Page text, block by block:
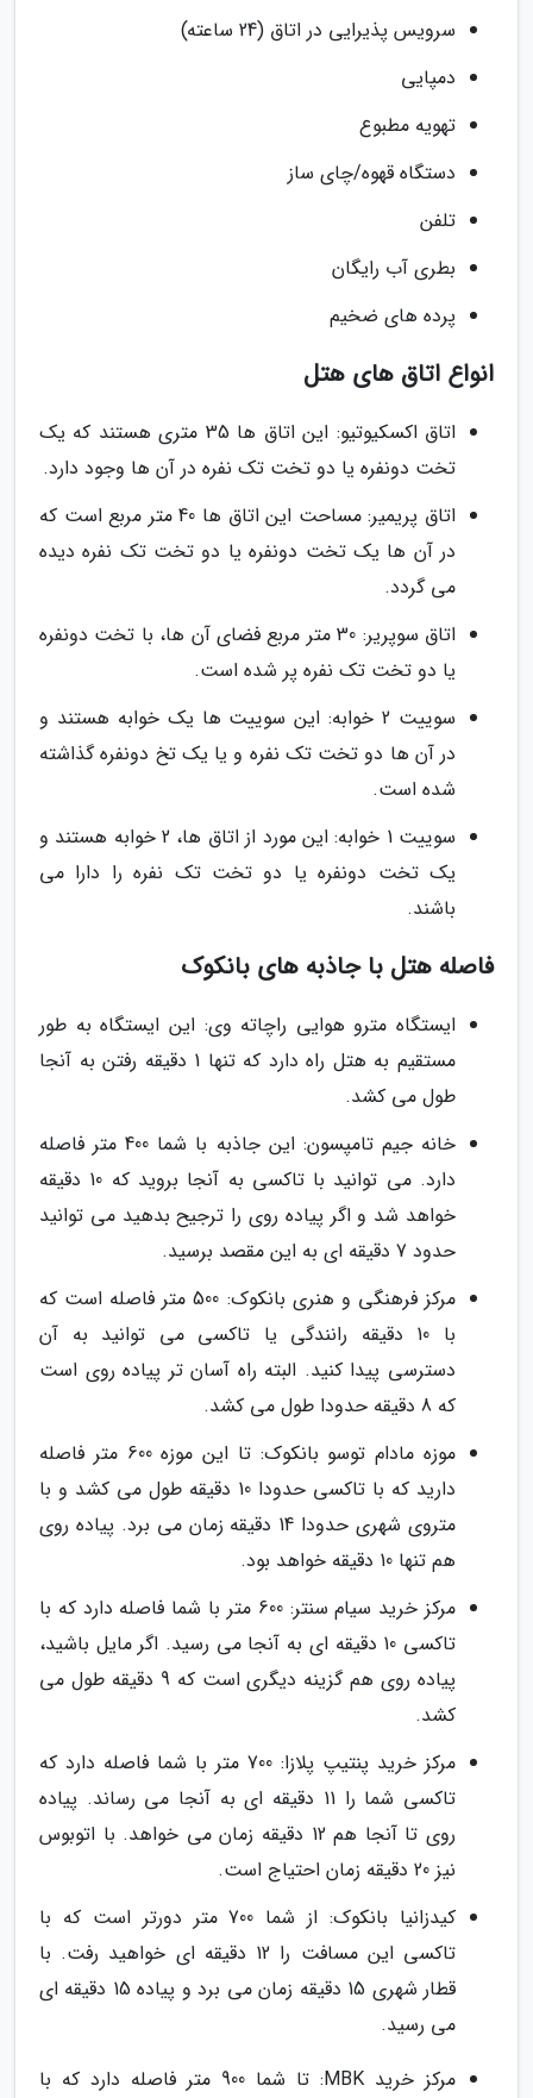
سرویس پذیرایی در اتاق (24 ساعته)
دمپایی
تهویه مطبوع
دستگاه قهوه/چای ساز
تلفن
بطری آب رایگان
پرده های ضخیم
انواع اتاق های هتل
اتاق اکسکیوتیو: این اتاق ها 35 متری هستند که یک
تخت دونفره یا دو تخت تک نفره در آن ها وجود دارد.
اتاق پریمیر: مساحت این اتاق ها 40 متر مربع است که
در آن ها یک تخت دونفره یا دو تخت تک نفره دیده
می گردد.
اتاق سوپریر: 30 متر مربع فضای آن ها، با تخت دونفره
یا دو تخت تک نفره پر شده است.
سوییت 2 خوابه: این سوییت ها یک خوابه هستند و
در آن ها دو تخت تک نفره و یا یک تخ دونفره گذاشته
شده است.
سوییت 1 خوابه: این مورد از اتاق ها، 2 خوابه هستند و
یک تخت دونفره یا دو تخت تک نفره را دارا می
باشند.
فاصله هتل با جاذبه های بانکوک
ایستگاه مترو هوایی راچاته وی: این ایستگاه به طور
مستقیم به هتل راه دارد که تنها 1 دقیقه رفتن به آنجا
طول می کشد.
خانه جیم تامپسون: این جاذبه با شما 400 متر فاصله
دارد. می توانید با تاکسی به آنجا بروید که 10 دقیقه
خواهد شد و اگر پیاده روی را ترجیح بدهید می توانید
حدود 7 دقیقه ای به این مقصد برسید.
مرکز فرهنگی و هنری بانکوک: 500 متر فاصله است که
با 10 دقیقه رانندگی یا تاکسی می توانید به آن
دسترسی پیدا کنید. البته راه آسان تر پیاده روی است
که 8 دقیقه حدودا طول می کشد.
موزه مادام توسو بانکوک: تا این موزه 600 متر فاصله
دارید که با تاکسی حدودا 10 دقیقه طول می کشد و با
متروی شهری حدودا 14 دقیقه زمان می برد. پیاده روی
هم تنها 10 دقیقه خواهد بود.
مرکز خرید سیام سنتر: 600 متر با شما فاصله دارد که با
تاکسی 10 دقیقه ای به آنجا می رسید. اگر مایل باشید،
پیاده روی هم گزینه دیگری است که 9 دقیقه طول می
کشد.
مرکز خرید پنتیپ پلازا: 700 متر با شما فاصله دارد که
تاکسی شما را 11 دقیقه ای به آنجا می رساند. پیاده
روی تا آنجا هم 12 دقیقه زمان می خواهد. با اتوبوس
نیز 20 دقیقه زمان احتیاج است.
کیدزانیا بانکوک: از شما 700 متر دورتر است که با
تاکسی این مسافت را 12 دقیقه ای خواهید رفت. با
قطار شهری 15 دقیقه زمان می برد و پیاده 15 دقیقه ای
می رسید.
مرکز خرید MBK: تا شما 900 متر فاصله دارد که با